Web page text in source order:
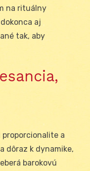
na rituálny
aj
tak, aby
a
dôraz k dynamike,
barokovú